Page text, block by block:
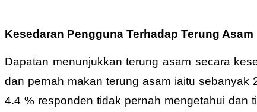
Kesedaran Pengguna Terhadap Terung Asam
Dapatan menunjukkan terung asam secara
dan pernah makan terung asam iaitu sebanyak
4.4 % responden tidak pernah mengetahui dan